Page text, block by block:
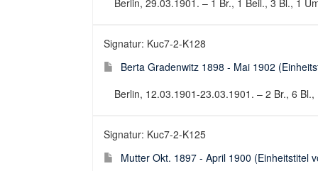
Berlin, 29.03.1901. – 1 Br., 1 Beil., 3 Bl., 1
Signatur: Kuc7-2-K128
Berta Gradenwitz 1898 - Mai 1902
Berlin, 12.03.1901-23.03.1901. – 2 Br., 6
Signatur: Kuc7-2-K125
Mutter Okt. 1897 - April 1900 (Einheitstitel